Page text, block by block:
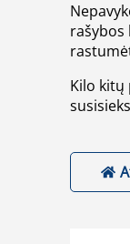
rašybos
Kilo kitų